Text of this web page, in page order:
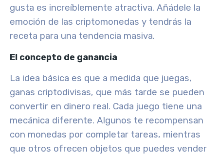
gusta es increíblemente atractiva. Añádele la
emoción de las criptomonedas y tendrás la
receta para una tendencia masiva.
El concepto de ganancia
La idea básica es que a medida que juegas,
ganas criptodivisas, que más tarde se pueden
convertir en dinero real. Cada juego tiene una
mecánica diferente. Algunos te recompensan
con monedas por completar tareas, mientras
que otros ofrecen objetos que puedes vender